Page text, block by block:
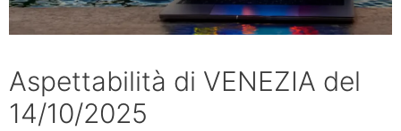
Aspettabilità di VENEZIA del
14/10/2025